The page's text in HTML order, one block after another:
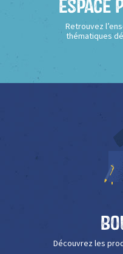
Espace
Retrouvez
thématiques
Découvrez les